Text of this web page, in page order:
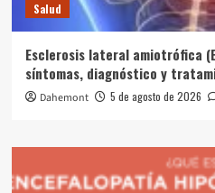
Salud
Esclerosis lateral amiotrófica
síntomas, diagnóstico y
Dahemont 5 de agosto de 2026